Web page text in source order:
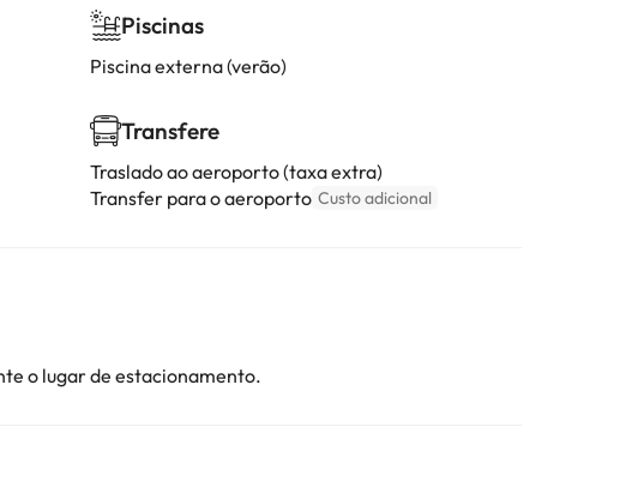
Piscinas
Piscina externa (verão)
Transfere
Traslado ao aeroporto (taxa extra)
Transfer para o aeroporto Custo adicional
o lugar de estacionamento.